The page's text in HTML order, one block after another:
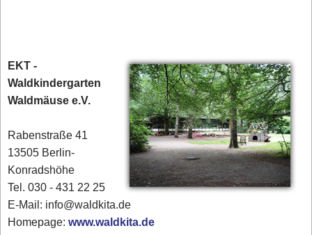
EKT -
Waldkindergarten
Waldmäuse e.V.
Rabenstraße 41
13505 Berlin-
Konradshöhe
Tel. 030 - 431 22 25‎
E-Mail: info@waldkita.de
Homepage:www.waldkita.de